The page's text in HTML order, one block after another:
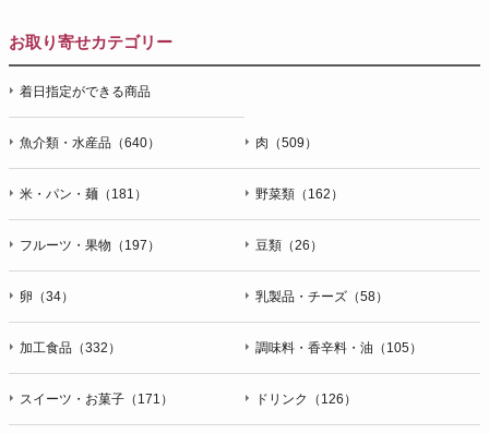
お取り寄せカテゴリー
着日指定ができる商品
魚介類・水産品（640） 肉（509）
米・パン・麺（181） 野菜類（162）
フルーツ・果物（197） 豆類（26）
卵（34） 乳製品・チーズ（58）
加工食品（332） 調味料・香辛料・油（105）
スイーツ・お菓子（171） ドリンク（126）